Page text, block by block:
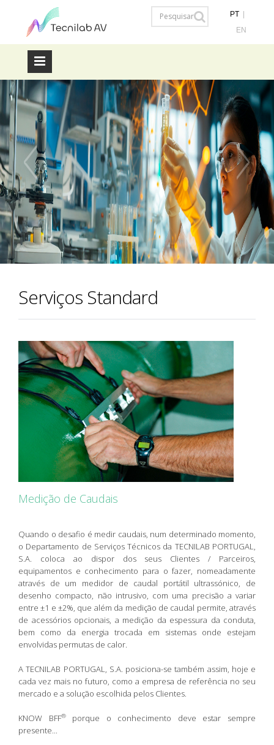
PT
EN
Serviços Standard
Medição de Caudais
Quando o desafio é medir caudais, num determinado momento,
o Departamento de Serviços Técnicos da TECNILAB PORTUGAL,
S.A. coloca ao dispor dos seus Clientes / Parceiros,
equipamentos e conhecimento para o fazer, nomeadamente
através de um medidor de caudal portátil ultrassónico, de
desenho compacto, não intrusivo, com uma precisão a variar
entre ±1 e ±2%, que além da medição de caudal permite, através
de acessórios opcionais, a medição da espessura da conduta,
bem como da energia trocada em sistemas onde estejam
envolvidas permutas de calor.
A TECNILAB PORTUGAL, S.A. posiciona-se também assim, hoje e
cada vez mais no futuro, como a empresa de referência no seu
mercado e a solução escolhida pelos Clientes.
KNOW BFF®porque o conhecimento deve estar sempre
presente...